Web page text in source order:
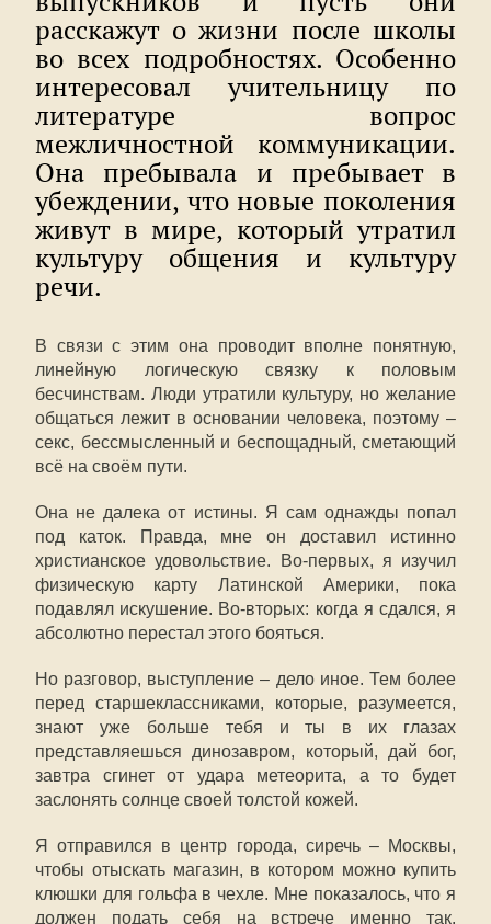
расскажут о жизни после школы
во всех подробностях. Особенно
интересовал учительницу по
литературе вопрос
межличностной коммуникации.
Она пребывала и пребывает в
убеждении, что новые поколения
живут в мире, который утратил
культуру общения и культуру
речи.
В связи с этим она проводит вполне понятную,
линейную логическую связку к половым
бесчинствам. Люди утратили культуру, но желание
общаться лежит в основании человека, поэтому –
секс, бессмысленный и беспощадный, сметающий
всё на своём пути.
Она не далека от истины. Я сам однажды попал
под каток. Правда, мне он доставил истинно
христианское удовольствие. Во-первых, я изучил
физическую карту Латинской Америки, пока
подавлял искушение. Во-вторых: когда я сдался, я
абсолютно перестал этого бояться.
Но разговор, выступление – дело иное. Тем более
перед старшеклассниками, которые, разумеется,
знают уже больше тебя и ты в их глазах
представляешься динозавром, который, дай бог,
завтра сгинет от удара метеорита, а то будет
заслонять солнце своей толстой кожей.
Я отправился в центр города, сиречь – Москвы,
чтобы отыскать магазин, в котором можно купить
клюшки для гольфа в чехле. Мне показалось, что я
должен подать себя на встрече именно так.